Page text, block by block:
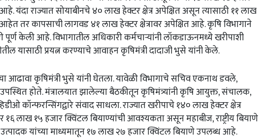
यंदा राज्यात सोयाबीनचे ४० लाख हेक्टर क्षेत्र अपेक्षित असून त्यासाठी ११ लाख
तर कापसाची लागवड ४१ लाख हेक्टर क्षेत्रावर अपेक्षित आहे. कृषि विभागाने
पूर्ण केली आहे. विभागातील अधिकारी कर्मचाऱ्यांनी लॉकडाऊनमध्ये खरीपाशी
यासाठी प्रयत्न करण्याचे आवाहन कृषिमंत्री दादाजी भुसे यांनी केले.
आढावा कृषिमंत्री भुसे यांनी घेतला. यावेळी विभागाचे सचिव एकनाथ डवले,
होते. मंत्रालयात झालेल्या बैठकीतून कृषिमंत्र्यांनी कृषि आयुक्त, संचालक,
कॉन्फरन्सिंगद्वारे संवाद साधला. राज्यात खरीपाचे १४० लाख हेक्टर क्षेत्र
लाख १५ हजार क्विंटल बियाण्यांची आवश्यकता असून महाबीज, राष्ट्रीय बियाणे
यांच्या माध्यमातून १७ लाख २७ हजार क्विंटल बियाणे उपलब्ध आहे.